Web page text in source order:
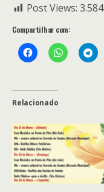
Post Views: 3.584
Compartilhar com:
Relacionado